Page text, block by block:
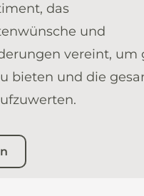
das
und
vereint, um
bieten und die